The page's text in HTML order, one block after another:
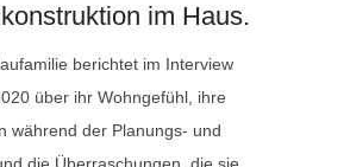
im Haus.
berichtet im Interview
über ihr Wohngefühl, ihre
während der Planungs- und